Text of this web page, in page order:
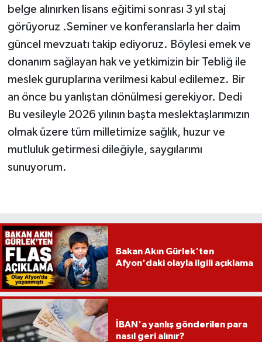
belge alınırken lisans eğitimi sonrası 3 yıl staj
görüyoruz .Seminer ve konferanslarla her daim
güncel mevzuatı takip ediyoruz. Böylesi emek ve
donanım sağlayan hak ve yetkimizin bir Tebliğ ile
meslek guruplarına verilmesi kabul edilemez. Bir
an önce bu yanlıştan dönülmesi gerekiyor. Dedi
Bu vesileyle 2026 yılının başta meslektaşlarımızın
olmak üzere tüm milletimize sağlık, huzur ve
mutluluk getirmesi dileğiyle, saygılarımı
sunuyorum.
Bakan Akın Gürlek'ten
Afyon'daki olayla ilgili açıklama
İBAN'a yanlış gönderilen para
nasıl geri alınır?